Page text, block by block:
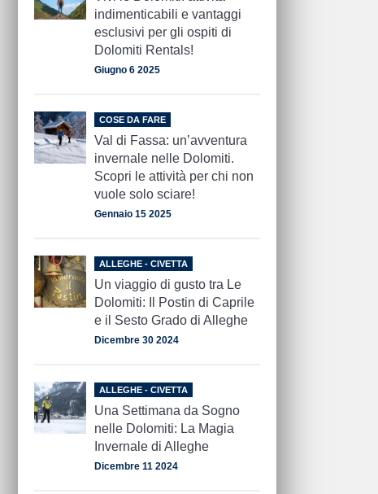
indimenticabili e vantaggi
esclusivi per gli ospiti di
Dolomiti Rentals!
Giugno 6 2025
COSE DA FARE
Val di Fassa: un’avventura
invernale nelle Dolomiti.
Scopri le attività per chi non
vuole solo sciare!
Gennaio 15 2025
ALLEGHE - CIVETTA
Un viaggio di gusto tra Le
Dolomiti: Il Postin di Caprile
e il Sesto Grado di Alleghe
Dicembre 30 2024
ALLEGHE - CIVETTA
Una Settimana da Sogno
nelle Dolomiti: La Magia
Invernale di Alleghe
Dicembre 11 2024